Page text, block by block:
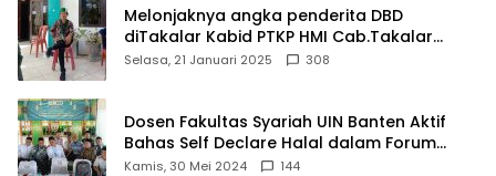
Melonjaknya angka penderita DBD
diTakalar Kabid PTKP HMI Cab.Takalar
angkat bicara
Selasa, 21 Januari 2025 308
Dosen Fakultas Syariah UIN Banten Aktif
Bahas Self Declare Halal dalam Forum
Ijtima Ulama MUI
Kamis, 30 Mei 2024 144